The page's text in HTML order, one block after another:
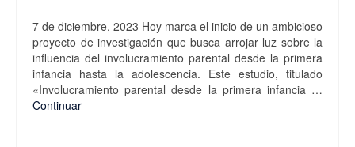
7 de diciembre, 2023 Hoy marca el inicio de un ambicioso
proyecto de investigación que busca arrojar luz sobre la
influencia del involucramiento parental desde la primera
infancia hasta la adolescencia. Este estudio, titulado
«Involucramiento parental desde la primera infancia …
Continuar